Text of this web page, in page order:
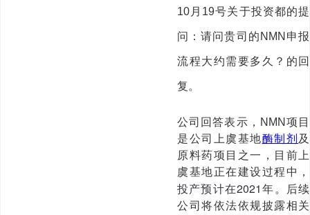
10月19号关于投资都的提
问：请问贵司的NMN申报
流程大约需要多久？的回
复。
公司回答表示，NMN项目
是公司上虞基地酶制剂 及
原料药项目之一，目前上
虞基地正在建设过程中，
投产预计在2021年 。后续
公司将依法依规披露相关